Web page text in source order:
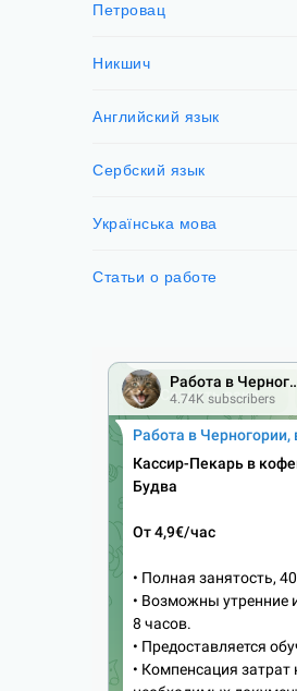
Петровац
Никшич
Английский язык
Сербский язык
Українська мова
Статьи о работе